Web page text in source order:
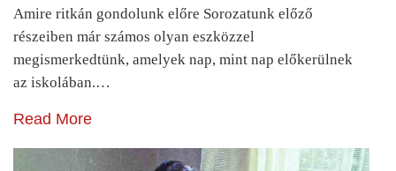
Amire ritkán gondolunk előre Sorozatunk előző
részeiben már számos olyan eszközzel
megismerkedtünk, amelyek nap, mint nap előkerülnek
az iskolában.…
Read More